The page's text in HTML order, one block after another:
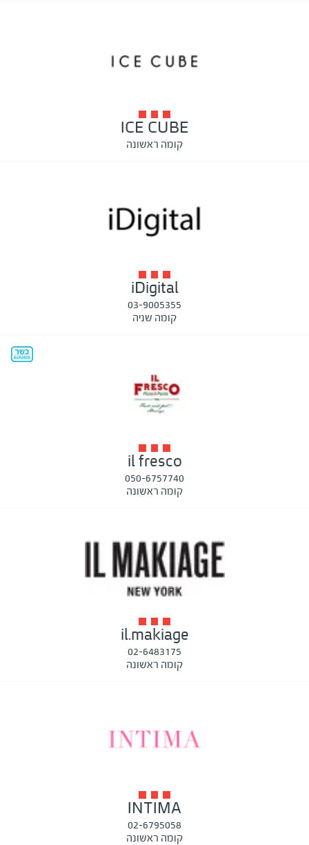
ICE CUBE
קומה ראשונה
iDigital
03-9005355
קומה שניה
il fresco
050-6757740
קומה ראשונה
il.makiage
02-6483175
קומה ראשונה
INTIMA
02-6795058
קומה ראשונה